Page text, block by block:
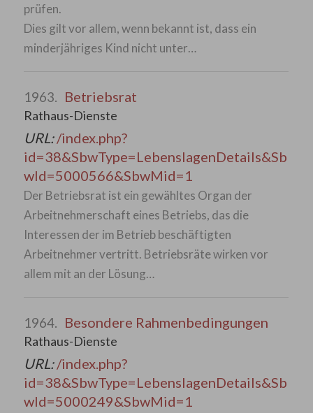
prüfen.
Dies gilt vor allem, wenn bekannt ist, dass ein
minderjähriges Kind nicht unter…
1963. Betriebsrat
Rathaus-Dienste
URL:/index.php?
id=38&SbwType=LebenslagenDetails&Sb
wId=5000566&SbwMid=1
Der Betriebsrat ist ein gewähltes Organ der
Arbeitnehmerschaft eines Betriebs, das die
Interessen der im Betrieb beschäftigten
Arbeitnehmer vertritt. Betriebsräte wirken vor
allem mit an der Lösung…
1964. Besondere Rahmenbedingungen
Rathaus-Dienste
URL:/index.php?
id=38&SbwType=LebenslagenDetails&Sb
wId=5000249&SbwMid=1